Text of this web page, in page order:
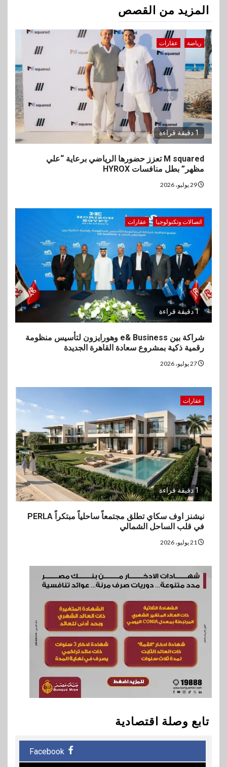
المزيد من القصص
رياضة عقارات
1 دقيقة قراءة
M squared تعزز حضورها الرياضي برعاية “علي
مظهر” بطل منافسات HYROX
اتصالات وتكنولوجيا عقارات
1 دقيقة قراءة
شراكة بين e& Business وهورايزون لتأسيس منظومة
رقمية ذكية بمشروع سعادة القاهرة الجديدة
عقارات
1 دقيقة قراءة
نيشنز اوف سكاي تطلق مجتمعاً ساحلياً مبتكراً PERLA
في قلب الساحل الشمالي
تابع وصلة اقتصادية
Facebook